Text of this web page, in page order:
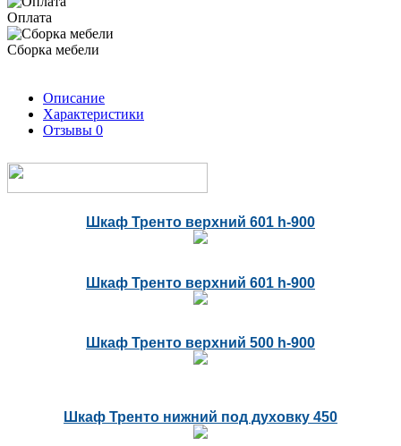
Оплата
Сборка мебели
Описание
Характеристики
Отзывы 0
Шкаф Тренто верхний 601 h-900
Шкаф Тренто верхний 601 h-900
Шкаф Тренто верхний 500 h-900
Шкаф Тренто нижний под духовку 450